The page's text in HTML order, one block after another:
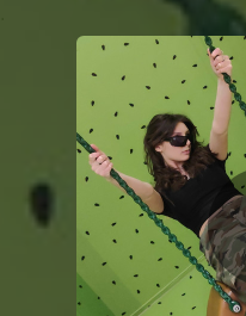
You're all set!